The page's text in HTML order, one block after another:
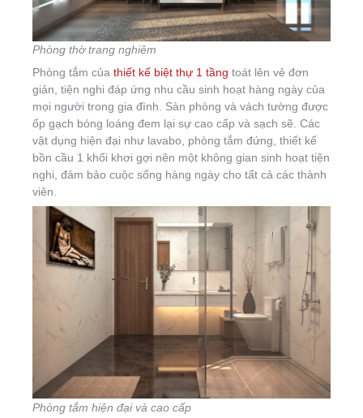
Phòng thờ trang nghiêm
Phòng tắm của thiết kế biệt thự 1 tầng toát lên vẻ đơn
giản, tiện nghi đáp ứng nhu cầu sinh hoạt hàng ngày của
mọi người trong gia đình. Sàn phòng và vách tường được
ốp gạch bóng loáng đem lại sự cao cấp và sạch sẽ. Các
vật dụng hiện đại như lavabo, phòng tắm đứng, thiết kế
bồn cầu 1 khối khơi gợi nên một không gian sinh hoạt tiện
nghi, đảm bảo cuộc sống hàng ngày cho tất cả các thành
viên.
Phòng tắm hiện đại và cao cấp